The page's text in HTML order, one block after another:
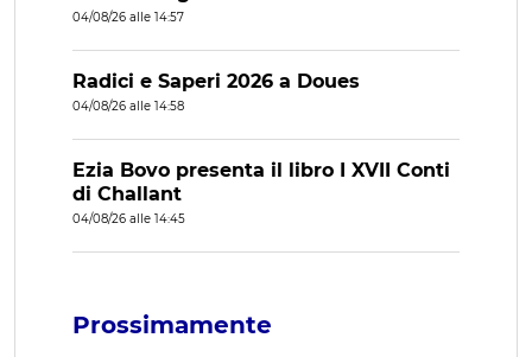
04/08/26 alle 14:57
Radici e Saperi 2026 a Doues
04/08/26 alle 14:58
Ezia Bovo presenta il libro I XVII Conti
di Challant
04/08/26 alle 14:45
Prossimamente